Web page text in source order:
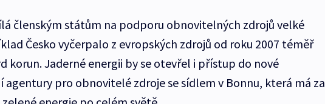
členským státům na podporu obnovitelných zdrojů velké
Česko vyčerpalo z evropských zdrojů od roku 2007 téměř
korun. Jaderné energii by se otevřel i přístup do nové
agentury pro obnovitelé zdroje se sídlem v Bonnu, která má za